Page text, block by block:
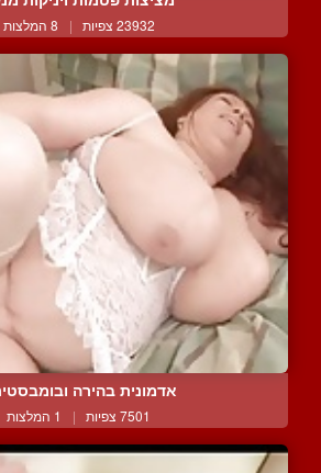
23932 צפיות | 8 המלצות
אדמונית בהירה
7501 צפיות | 1 המלצות